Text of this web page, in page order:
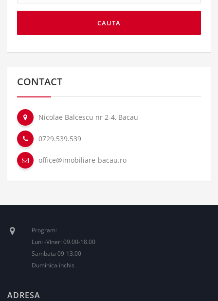
CAUTA
CONTACT
Nicolae Balcescu nr 2-4, Bacau
0729.539.539
office@imobiliare-bacau.ro
Program:
Luni -Vineri 09.00-18.00
Sambata 09-13.00
Duminica inchis
ADRESA